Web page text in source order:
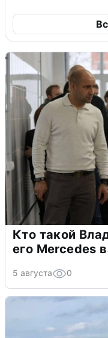
Кто такой
его Mercedes
5 августа 0